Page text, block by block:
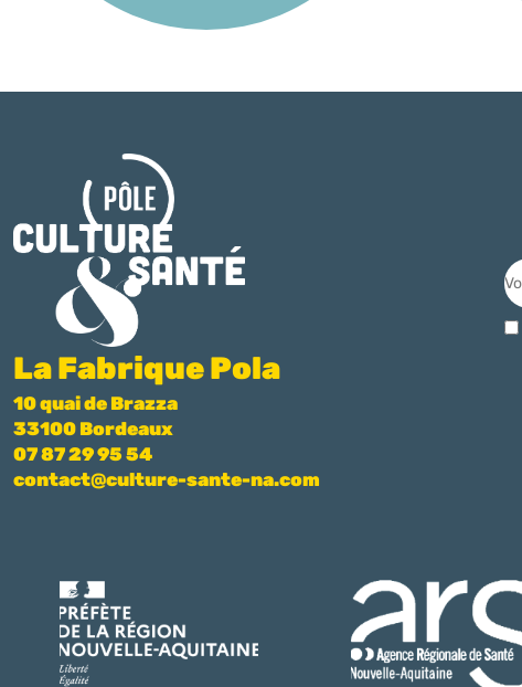
La Fabrique Pola
10 quai de Brazza
33100 Bordeaux
07 87 29 95 54
contact@culture-sante-na.com